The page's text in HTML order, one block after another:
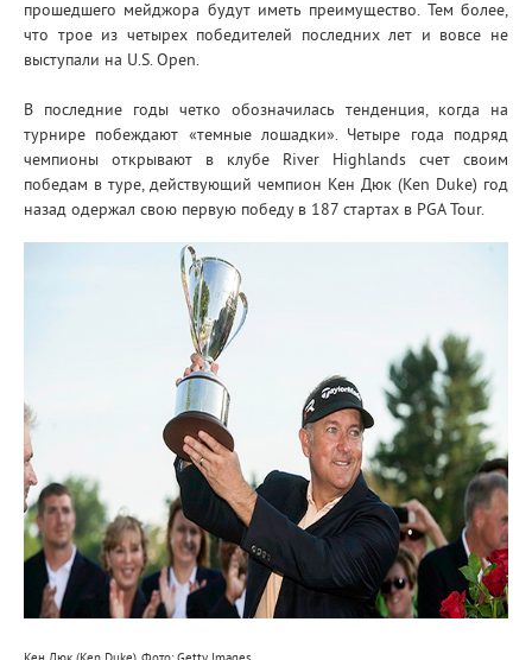
прошедшего мейджора будут иметь преимущество. Тем более,
что трое из четырех победителей последних лет и вовсе не
выступали на U.S. Open.
В последние годы четко обозначилась тенденция, когда на
турнире побеждают «темные лошадки». Четыре года подряд
чемпионы открывают в клубе River Highlands счет своим
победам в туре, действующий чемпион Кен Дюк (Ken Duke) год
назад одержал свою первую победу в 187 стартах в PGA Tour.